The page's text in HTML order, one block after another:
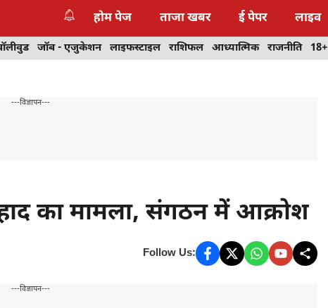
होम पेज ताजा खबर ई पेपर लाइव
जॉब - एजुकेशन लाइफस्टाइल राशिफल आध्यात्मिक राजनीति 18+
---विज्ञापन---
का मामला, संगठन में आक्रोश
Follow Us:
---विज्ञापन---